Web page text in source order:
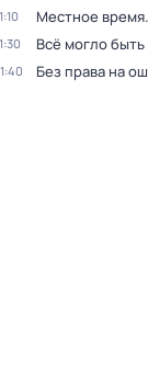
Местное
Всё могло быть
Без права на